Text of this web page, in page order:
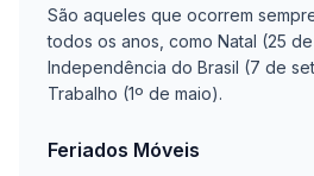
São aqueles que ocorrem
todos os anos, como Natal (25
Independência do Brasil (7 de
Trabalho (1º de maio).
Feriados Móveis